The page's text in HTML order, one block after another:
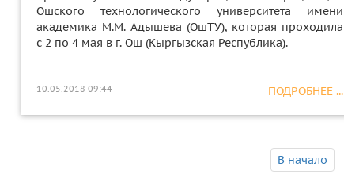
Ошского технологического университета имени
академика М.М. Адышева (ОшТУ), которая проходила
с 2 по 4 мая в г. Ош (Кыргызская Республика).
ПОДРОБНЕЕ ...
10.05.2018 09:44
В начало